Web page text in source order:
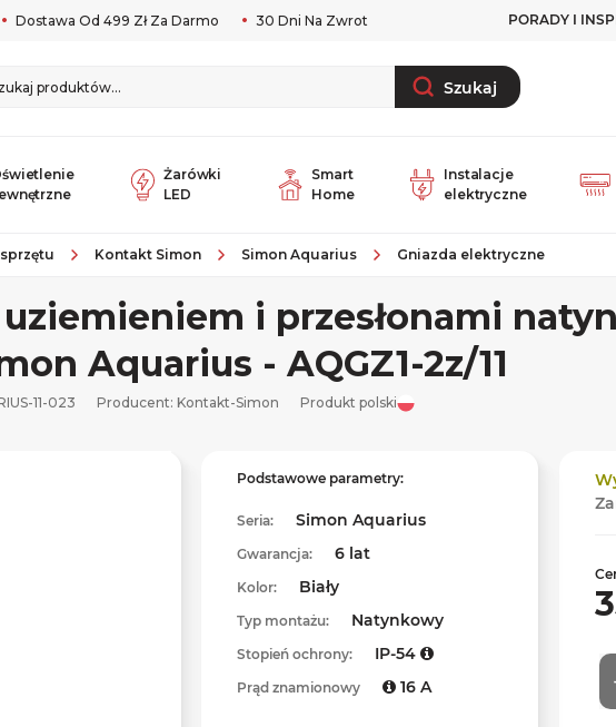
Dostawa Od 499 Zł Za Darmo 30 Dni Na Zwrot PORADY I
Szukaj
Żarówki
LED
Smart
Home
Instalacje
elektryczne
Kontakt Simon Simon Aquarius Gniazda elektryczne
i przesłonami
Aquarius - AQGZ1-2z/11
11-023 Producent: Kontakt-Simon Produkt polski
Podstawowe parametry:
Seria: Simon Aquarius
Gwarancja: 6 lat
Kolor: Biały
Typ montażu: Natynkowy
Stopień ochrony: IP-54
Prąd znamionowy 16 A